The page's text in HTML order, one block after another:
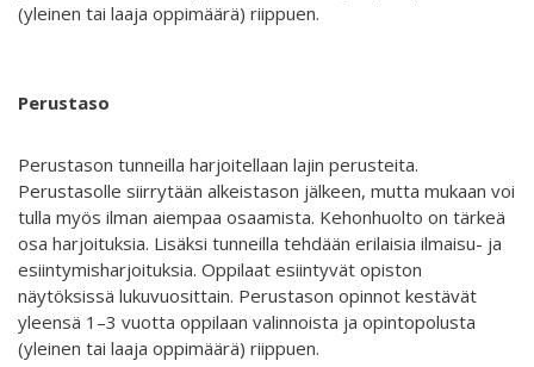
Säännöt
Teams
Supervisors
Suurlähettilään puhe
(yleinen tai laaja oppimäärä) riippuen.
Perustaso
Perustason tunneilla harjoitellaan lajin perusteita.
Perustasolle siirrytään alkeistason jälkeen, mutta mukaan voi
tulla myös ilman aiempaa osaamista. Kehonhuolto on tärkeä
osa harjoituksia. Lisäksi tunneilla tehdään erilaisia ilmaisu- ja
esiintymisharjoituksia. Oppilaat esiintyvät opiston
näytöksissä lukuvuosittain. Perustason opinnot kestävät
yleensä 1–3 vuotta oppilaan valinnoista ja opintopolusta
(yleinen tai laaja oppimäärä) riippuen.